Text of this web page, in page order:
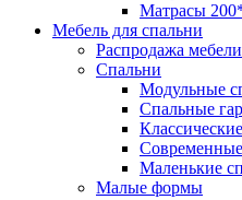
Матрасы
Мебель для спальни
Распродажа мебели
Спальни
Модульные
Спальные
Маленькие
Малые формы